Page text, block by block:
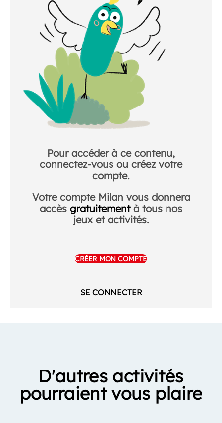
Pour accéder à ce contenu,
connectez-vous ou créez votre
compte.
Votre compte Milan vous donnera
accès gratuitementà tous nos
jeux et activités.
CRÉER MON COMPTE
SE CONNECTER
D'autres activités
pourraient vous plaire